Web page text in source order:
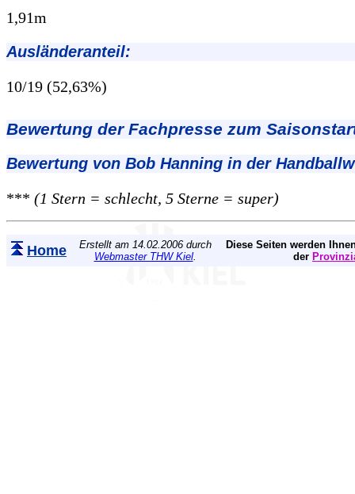
1,91m
Ausländeranteil:
10/19 (52,63%)
Bewertung der Fachpresse zum
Bewertung von Bob Hanning in der
*** (1 Stern = schlecht, 5 Sterne = super)
Home
Erstellt am 14.02.2006 durch
Webmaster THW Kiel.
Diese Seiten werden
der